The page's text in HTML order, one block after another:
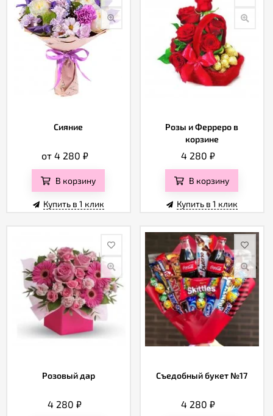
Сияние
от 4 280 ₽
В корзину
Купить в 1 клик
Розы и Ферреро в
корзине
4 280₽
В корзину
Купить в 1 клик
Розовый дар
4 280₽
Съедобный букет №17
4 280₽